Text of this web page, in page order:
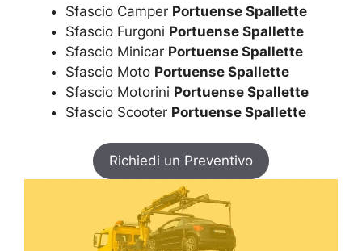
Sfascio Camper Portuense Spallette
Sfascio Furgoni Portuense Spallette
Sfascio Minicar Portuense Spallette
Sfascio Moto Portuense Spallette
Sfascio Motorini Portuense Spallette
Sfascio Scooter Portuense Spallette
Richiedi un Preventivo